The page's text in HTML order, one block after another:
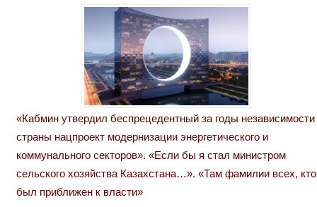
«Кабмин утвердил беспрецедентный за годы независимости
страны нацпроект модернизации энергетического и
коммунального секторов». «Если бы я стал министром
сельского хозяйства Казахстана…». «Там фамилии всех, кто
был приближен к власти»